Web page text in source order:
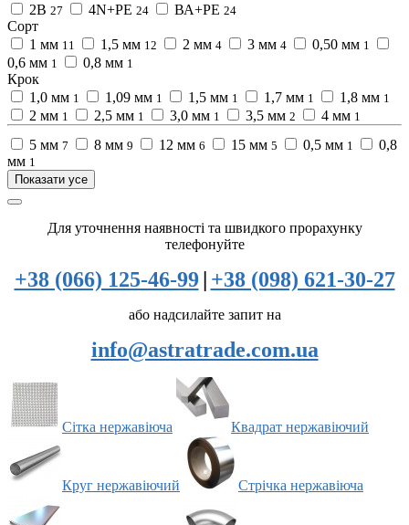
2B 27 4N+РЕ 24 ВА+РЕ 24
Сорт
1 мм 11 1,5 мм 12 2 мм 4 3 мм 4 0,50 мм 1
0,6 мм 1 0,8 мм 1
Крок
1,0 мм 1 1,09 мм 1 1,5 мм 1 1,7 мм 1 1,8 мм 1
2 мм 1 2,5 мм 1 3,0 мм 1 3,5 мм 2 4 мм 1
5 мм 7 8 мм 9 12 мм 6 15 мм 5 0,5 мм 1
0,8
мм 1
Показати усе
Для уточнення наявності та швидкого прорахунку
телефонуйте
+38 (066) 125-46-99 | +38 (098) 621-30-27
або надсилайте запит на
info@astratrade.com.ua
Сітка нержавіюча Квадрат нержавіючий
Круг нержавіючий Стрічка нержавіюча